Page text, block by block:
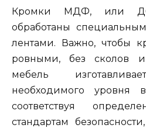
Кромки МДФ, или
обработаны
лентами. Важно, чтобы
ровными, без сколов и
мебель
необходимого уровня
соответствуя
стандартам